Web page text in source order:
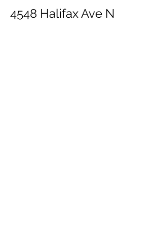
4548 Halifax Ave N